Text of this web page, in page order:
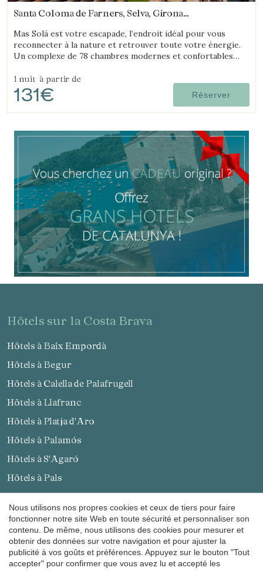
Santa Coloma de Farners, Selva, Girona
Mas Solá est votre escapade, l’endroit idéal pour vous
reconnecter à la nature et retrouver toute votre énergie.
Un complexe de 78 chambres modernes et confortables
1 nuit à partir de
131€ Réserver
hôtels sur la Costa Brava
Hôtels à Baix Empordà
Hôtels à Begur
Hôtels à Calella de Palafrugell
Hôtels à Llafranc
Hôtels à Platja d'Aro
Hôtels à Palamós
Hôtels à S'Agaró
Hôtels à Pals
Hôtels à Peratallada
Hôtels à Sant Antoni de Calonge
Hôtels à L'Estartit
Hôtels à Palafrugell
Nous utilisons nos propres cookies et ceux de tiers pour faire
fonctionner notre site Web en toute sécurité et personnaliser son
contenu. De même, nous utilisons des cookies pour mesurer et
obtenir des données sur votre navigation et pour ajuster la
publicité à vos goûts et préférences. Appuyez sur le bouton "Tout
accepter" pour confirmer que vous avez lu et accepté les
Enregistrer les paramètres